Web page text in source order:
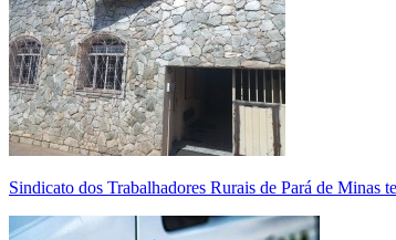
Sindicato dos Trabalhadores Rurais de Pará de Minas